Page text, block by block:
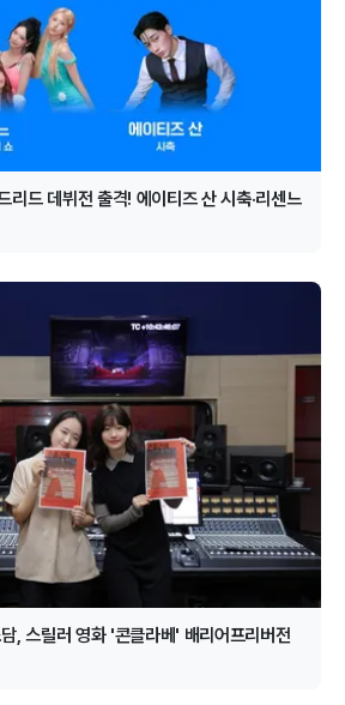
리드 데뷔전 출격! 에이티즈 산 시축·리센느
, 스릴러 영화 '콘클라베' 배리어프리버전